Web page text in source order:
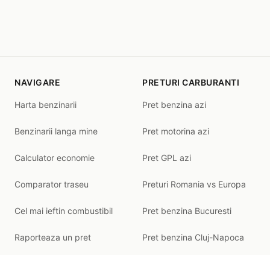
NAVIGARE
Harta benzinarii
Benzinarii langa mine
Calculator economie
Comparator traseu
Cel mai ieftin combustibil
Raporteaza un pret
PRETURI CARBURANTI
Pret benzina azi
Pret motorina azi
Pret GPL azi
Preturi Romania vs Europa
Pret benzina Bucuresti
Pret benzina Cluj-Napoca